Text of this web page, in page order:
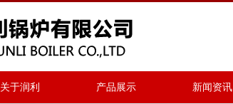
关于润利 产品展示 新闻资讯